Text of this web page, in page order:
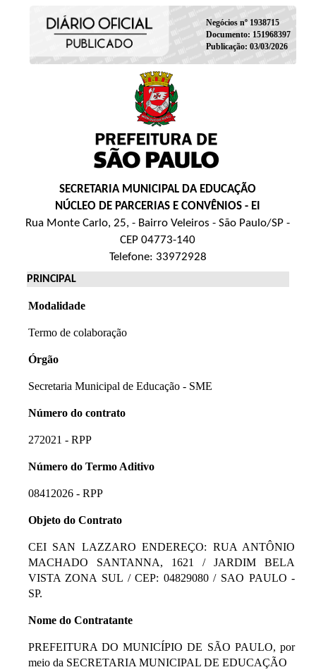
Negócios nº 1938715
Documento: 151968397
Publicação: 03/03/2026
SECRETARIA MUNICIPAL DA EDUCAÇÃO
NÚCLEO DE PARCERIAS E CONVÊNIOS - EI
Rua Monte Carlo, 25, - Bairro Veleiros - São Paulo/SP -
CEP 04773-140
Telefone: 33972928
PRINCIPAL
Modalidade
Termo de colaboração
Órgão
Secretaria Municipal de Educação - SME
Número do contrato
272021 - RPP
Número do Termo Aditivo
08412026 - RPP
Objeto do Contrato
CEI SAN LAZZARO ENDEREÇO: RUA ANTÔNIO
MACHADO SANTANNA, 1621 / JARDIM BELA
VISTA ZONA SUL / CEP: 04829080 / SAO PAULO -
SP.
Nome do Contratante
PREFEITURA DO MUNICÍPIO DE SÃO PAULO, por
meio da SECRETARIA MUNICIPAL DE EDUCAÇÃO